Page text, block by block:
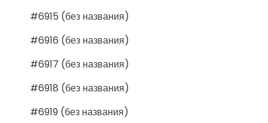
#6915 (без названия)
#6916 (без названия)
#6917 (без названия)
#6918 (без названия)
#6919 (без названия)